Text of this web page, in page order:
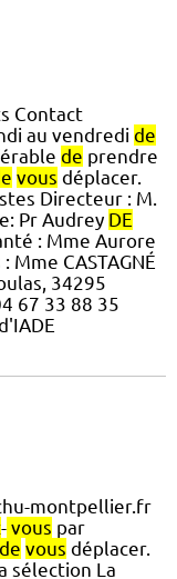
Contact
au vendredi de
de prendre
vous déplacer.
Directeur : M.
Pr Audrey DE
: Mme Aurore
Mme CASTAGNÉ
34295
67 33 88 35
montpellier.fr
- vous par
de vous déplacer.
sélection La